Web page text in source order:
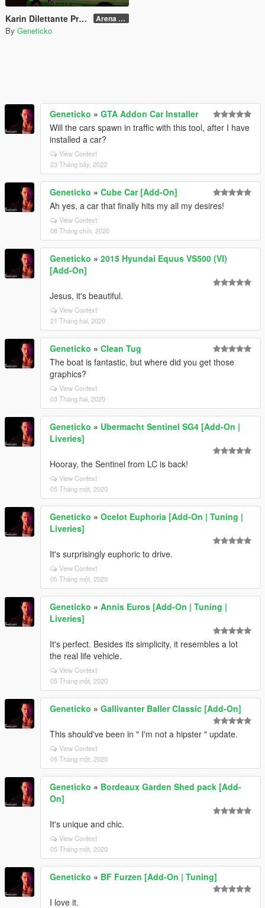
Karin Dilettante Promoter Arena War Version
By Geneticko
Geneticko » GTA Addon Car Installer
Will the cars spawn in traffic with this tool, after I have
installed a car?
View Context
23 Tháng bảy, 2022
Geneticko » Cube Car [Add-On]
Ah yes, a car that finally hits my all my desires!
View Context
08 Tháng chín, 2020
Geneticko » 2015 Hyundai Equus VS500 (VI)
[Add-On]
Jesus, it's beautiful.
View Context
21 Tháng hai, 2020
Geneticko » Clean Tug
The boat is fantastic, but where did you get those
graphics?
View Context
03 Tháng hai, 2020
Geneticko » Ubermacht Sentinel SG4 [Add-On |
Liveries]
Hooray, the Sentinel from LC is back!
View Context
05 Tháng một, 2020
Geneticko » Ocelot Euphoria [Add-On | Tuning |
Liveries]
It's surprisingly euphoric to drive.
View Context
05 Tháng một, 2020
Geneticko » Annis Euros [Add-On | Tuning |
Liveries]
It's perfect. Besides its simplicity, it resembles a lot
the real life vehicle.
View Context
05 Tháng một, 2020
Geneticko » Gallivanter Baller Classic [Add-On]
This should've been in " I'm not a hipster " update.
View Context
05 Tháng một, 2020
Geneticko » Bordeaux Garden Shed pack [Add-
On]
It's unique and chic.
View Context
05 Tháng một, 2020
Geneticko » BF Furzen [Add-On | Tuning]
I love it.